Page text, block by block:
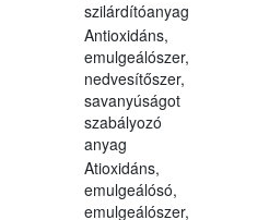
szilárdítóanyag
Antioxidáns,
emulgeálószer,
nedvesítőszer,
savanyúságot
szabályozó
anyag
Atioxidáns,
emulgeálósó,
emulgeálószer,